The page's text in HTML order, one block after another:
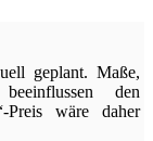
geplant. Maße,
den
Preis wäre daher